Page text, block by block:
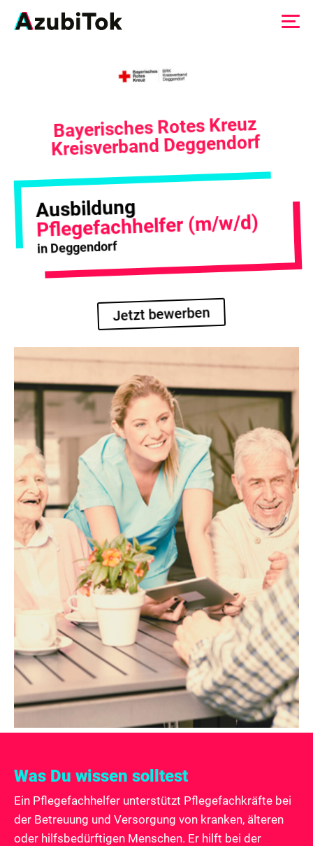
Bayerisches Rotes Kreuz
Kreisverband Deggendorf
Ausbildung
Pflegefachhelfer (m/w/d)
in Deggendorf
Jetzt bewerben
Was Du wissen solltest
Ein Pflegefachhelfer unterstützt Pflegefachkräfte bei
der Betreuung und Versorgung von kranken, älteren
oder hilfsbedürftigen Menschen. Er hilft bei der